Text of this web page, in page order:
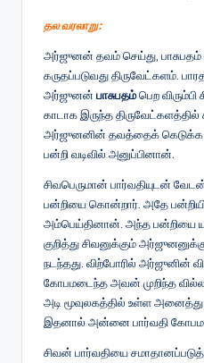
தல வரலாறு:
அர்ஜுனன் தவம் செய்து,
கருதப்படுவது திருவேட்களம்.
அர்ஜுனன் பாசுபதம்பெற
காடாக இருந்த
அர்ஜுனனின் தவத்தைக் கெடுக்க
பன்றி வடிவில் அனுப்பினான்.
சிவபெருமான் பார்வதியுடன்
பன்றியை கொன்றார். அதே
அம்பெய்தினான். அந்த பன்றியை
குறித்து சிவனுக்கும்
நடந்தது. விற்போரில் அர்ஜுனின்
கோபமடைந்த அவன் முறிந்த
அடி மூவுலகத்தில் உள்ள அனைத்து
இதனால் அன்னை பார்வதி
சிவன் பார்வதியை